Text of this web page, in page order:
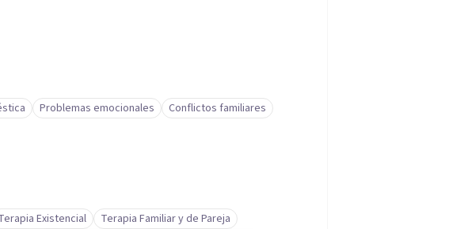
Problemas emocionales
Conflictos familiares
Existencial
Terapia Familiar y de Pareja